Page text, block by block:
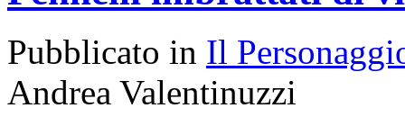
Pubblicato in Il
Andrea Valentinuzzi